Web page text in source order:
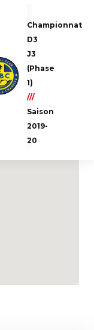
Championnat
D3
J3
(Phase
1)
///
Saison
2019-
20
Pierre